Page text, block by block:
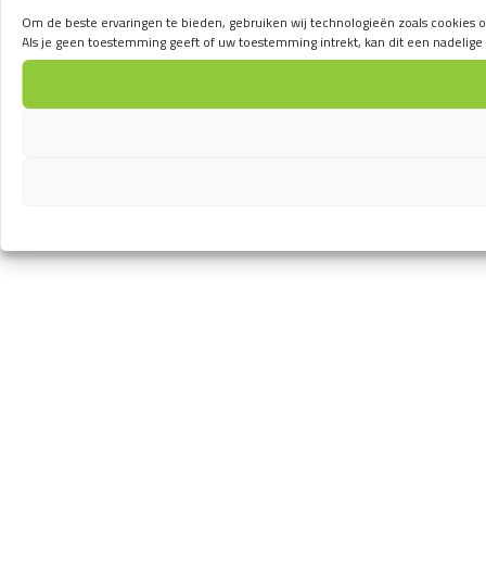
Om de beste ervaringen te bieden, gebruiken wij technologieën zoals
Als je geen toestemming geeft of uw toestemming intrekt, kan dit een